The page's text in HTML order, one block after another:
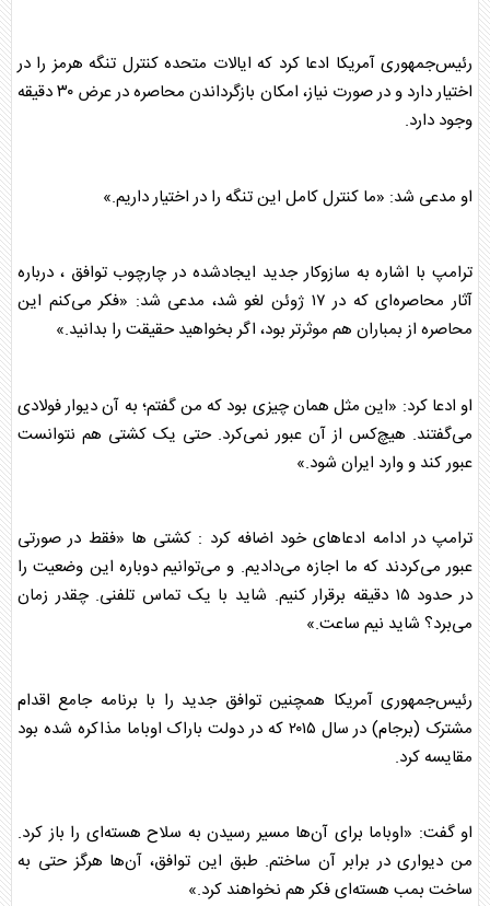
رئیس‌جمهوری آمریکا ادعا کرد که ایالات متحده کنترل تنگه هرمز را در
اختیار دارد و در صورت نیاز، امکان بازگرداندن محاصره در عرض ۳۰ دقیقه
وجود دارد.
او مدعی شد: «ما کنترل کامل این تنگه را در اختیار داریم.»
ترامپ با اشاره به سازوکار جدید ایجادشده در چارچوب توافق ، درباره
آثار محاصره‌ای که در ۱۷ ژوئن لغو شد، مدعی شد: «فکر می‌کنم این
محاصره از بمباران هم موثرتر بود، اگر بخواهید حقیقت را بدانید.»
او ادعا کرد: «این مثل همان چیزی بود که من گفتم؛ به آن دیوار فولادی
می‌گفتند. هیچ‌کس از آن عبور نمی‌کرد. حتی یک کشتی هم نتوانست
عبور کند و وارد ایران شود.»
ترامپ در ادامه ادعاهای خود اضافه کرد : کشتی ها «فقط در صورتی
عبور می‌کردند که ما اجازه می‌دادیم. و می‌توانیم دوباره این وضعیت را
در حدود ۱۵ دقیقه برقرار کنیم. شاید با یک تماس تلفنی. چقدر زمان
می‌برد؟ شاید نیم ساعت.»
رئیس‌جمهوری آمریکا همچنین توافق جدید را با برنامه جامع اقدام
مشترک (برجام) در سال ۲۰۱۵ که در دولت باراک اوباما مذاکره شده بود
مقایسه کرد.
او گفت: «اوباما برای آن‌ها مسیر رسیدن به سلاح هسته‌ای را باز کرد.
من دیواری در برابر آن ساختم. طبق این توافق، آن‌ها هرگز حتی به
ساخت بمب هسته‌ای فکر هم نخواهند کرد.»